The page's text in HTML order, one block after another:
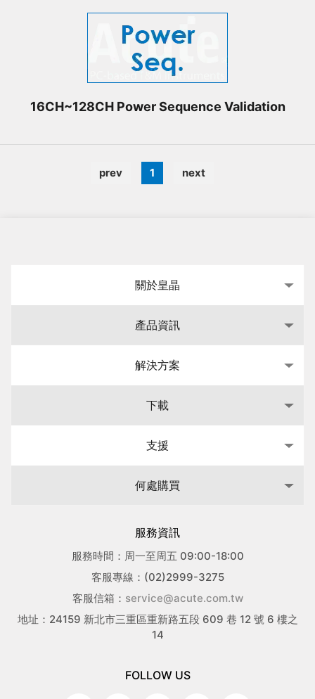
16CH~128CH Power Sequence Validation
prev 1 next
關於皇晶
產品資訊
解決方案
下載
支援
何處購買
服務資訊
服務時間：周一至周五 09:00-18:00
客服專線：(02)2999-3275
客服信箱： service@acute.com.tw
地址：24159 新北市三重區重新路五段 609 巷 12 號 6 樓之
14
FOLLOW US